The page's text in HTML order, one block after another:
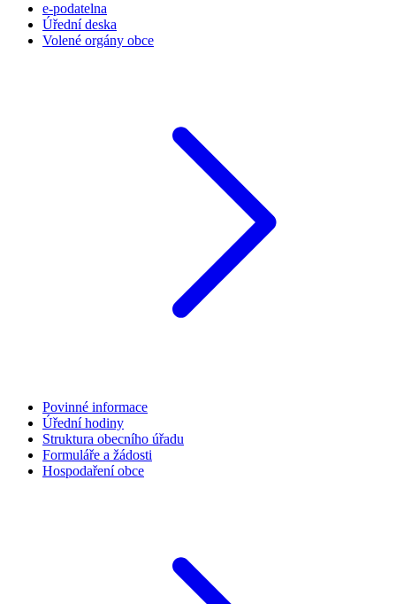
e-podatelna
Úřední deska
Volené orgány obce
Povinné informace
Úřední hodiny
Struktura obecního úřadu
Formuláře a žádosti
Hospodaření obce